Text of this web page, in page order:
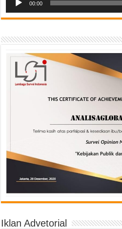
00:00
Iklan Advetorial